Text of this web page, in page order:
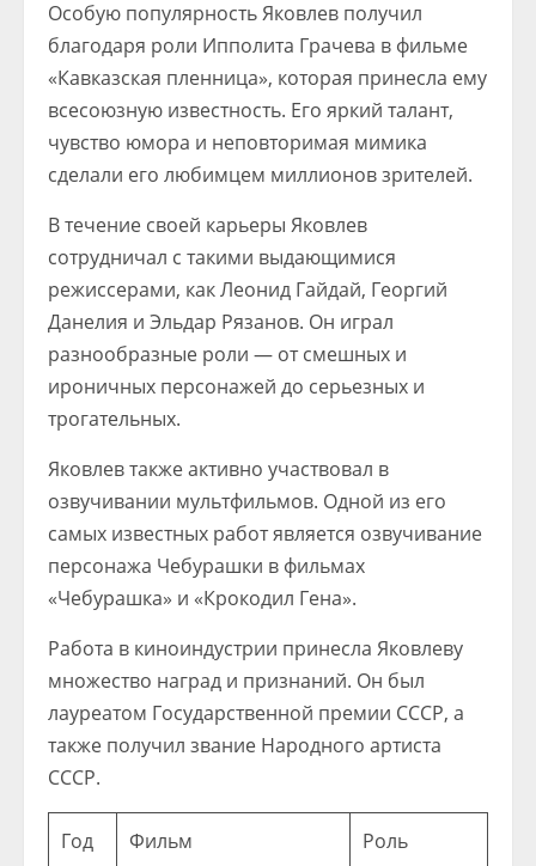
Особую популярность Яковлев получил
благодаря роли Ипполита Грачева в фильме
«Кавказская пленница», которая принесла ему
всесоюзную известность. Его яркий талант,
чувство юмора и неповторимая мимика
сделали его любимцем миллионов зрителей.
В течение своей карьеры Яковлев
сотрудничал с такими выдающимися
режиссерами, как Леонид Гайдай, Георгий
Данелия и Эльдар Рязанов. Он играл
разнообразные роли — от смешных и
ироничных персонажей до серьезных и
трогательных.
Яковлев также активно участвовал в
озвучивании мультфильмов. Одной из его
самых известных работ является озвучивание
персонажа Чебурашки в фильмах
«Чебурашка» и «Крокодил Гена».
Работа в киноиндустрии принесла Яковлеву
множество наград и признаний. Он был
лауреатом Государственной премии СССР, а
также получил звание Народного артиста
СССР.
Год Фильм Роль